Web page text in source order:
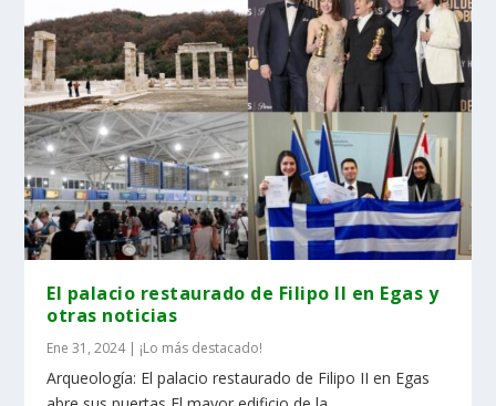
El palacio restaurado de Filipo II en Egas y
otras noticias
Ene 31, 2024| ¡Lo más destacado!
Arqueología: El palacio restaurado de Filipo II en Egas